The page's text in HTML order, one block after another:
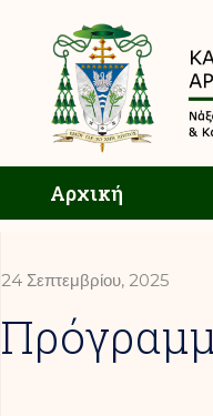
Αρχική
24 Σεπτεμβρίου, 2025